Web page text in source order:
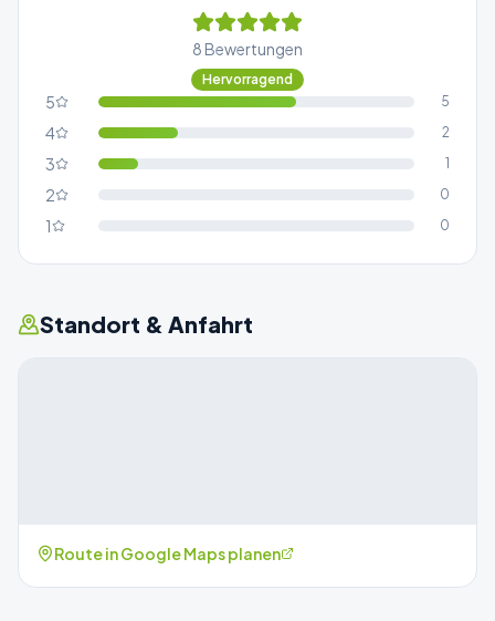
8 Bewertungen
Hervorragend
5 5
4 2
3 1
2 0
1 0
Standort & Anfahrt
Route in Google Maps planen